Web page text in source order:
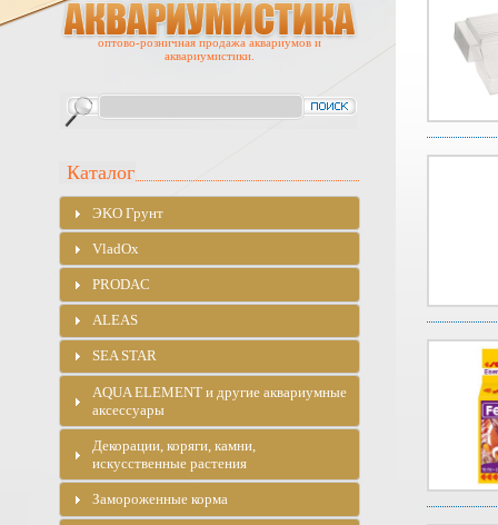
оптово-розничная продажа аквариумов и
аквариумистики.
Каталог
ЭKO Грунт
VladOx
PRODAC
ALEAS
SEA STAR
AQUA ELEMENT и другие аквариумные
аксессуары
Декорации, коряги, камни,
искусственные растения
Замороженные корма